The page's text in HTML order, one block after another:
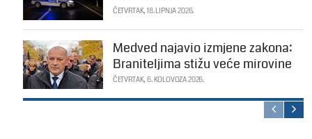
ČETVRTAK, 18. LIPNJA 2026.
Medved najavio izmjene zakona:
Braniteljima stižu veće mirovine
ČETVRTAK, 6. KOLOVOZA 2026.